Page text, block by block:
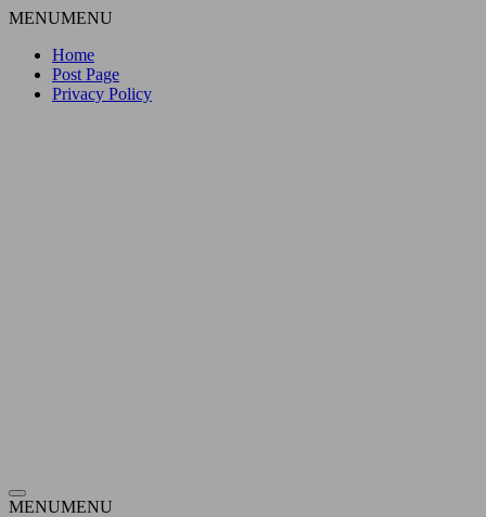
MENUMENU
Home
Post Page
Privacy Policy
MENUMENU